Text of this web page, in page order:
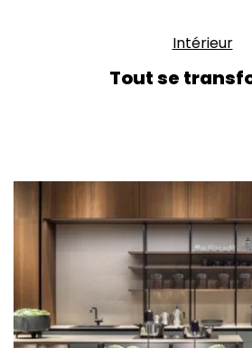
Intérieur
Tout se